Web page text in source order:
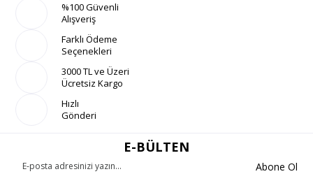
%100 Güvenli
Alışveriş
Farklı Ödeme
Seçenekleri
3000 TL ve Üzeri
Ücretsiz Kargo
Hızlı
Gönderi
E-BÜLTEN
Abone Ol